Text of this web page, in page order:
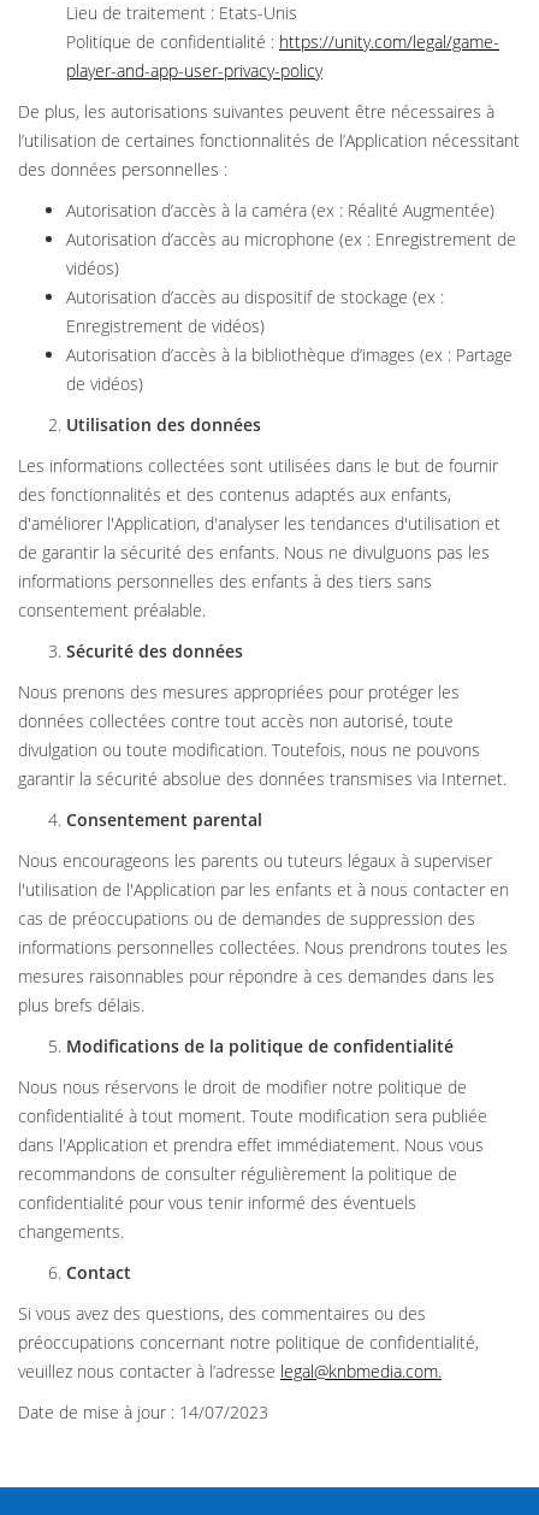
Lieu de traitement : Etats-Unis
Politique de confidentialité : https://unity.com/legal/game-
player-and-app-user-privacy-policy
De plus, les autorisations suivantes peuvent être nécessaires à
l’utilisation de certaines fonctionnalités de l’Application nécessitant
des données personnelles :
Autorisation d’accès à la caméra (ex : Réalité Augmentée)
Autorisation d’accès au microphone (ex : Enregistrement de
vidéos)
Autorisation d’accès au dispositif de stockage (ex :
Enregistrement de vidéos)
Autorisation d’accès à la bibliothèque d’images (ex : Partage
de vidéos)
Utilisation des données
Les informations collectées sont utilisées dans le but de fournir
des fonctionnalités et des contenus adaptés aux enfants,
d'améliorer l'Application, d'analyser les tendances d'utilisation et
de garantir la sécurité des enfants. Nous ne divulguons pas les
informations personnelles des enfants à des tiers sans
consentement préalable.
Sécurité des données
Nous prenons des mesures appropriées pour protéger les
données collectées contre tout accès non autorisé, toute
divulgation ou toute modification. Toutefois, nous ne pouvons
garantir la sécurité absolue des données transmises via Internet.
Consentement parental
Nous encourageons les parents ou tuteurs légaux à superviser
l'utilisation de l'Application par les enfants et à nous contacter en
cas de préoccupations ou de demandes de suppression des
informations personnelles collectées. Nous prendrons toutes les
mesures raisonnables pour répondre à ces demandes dans les
plus brefs délais.
Modifications de la politique de confidentialité
Nous nous réservons le droit de modifier notre politique de
confidentialité à tout moment. Toute modification sera publiée
dans l'Application et prendra effet immédiatement. Nous vous
recommandons de consulter régulièrement la politique de
confidentialité pour vous tenir informé des éventuels
changements.
Contact
Si vous avez des questions, des commentaires ou des
préoccupations concernant notre politique de confidentialité,
veuillez nous contacter à l’adresse legal@knbmedia.com.
Date de mise à jour : 14/07/2023